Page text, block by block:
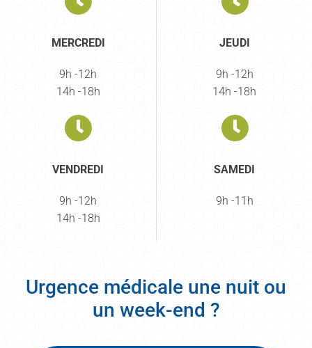
MERCREDI
9h -12h
14h -18h
JEUDI
9h -12h
14h -18h
VENDREDI
9h -12h
14h -18h
SAMEDI
9h -11h
Urgence médicale une nuit ou
un week-end ?